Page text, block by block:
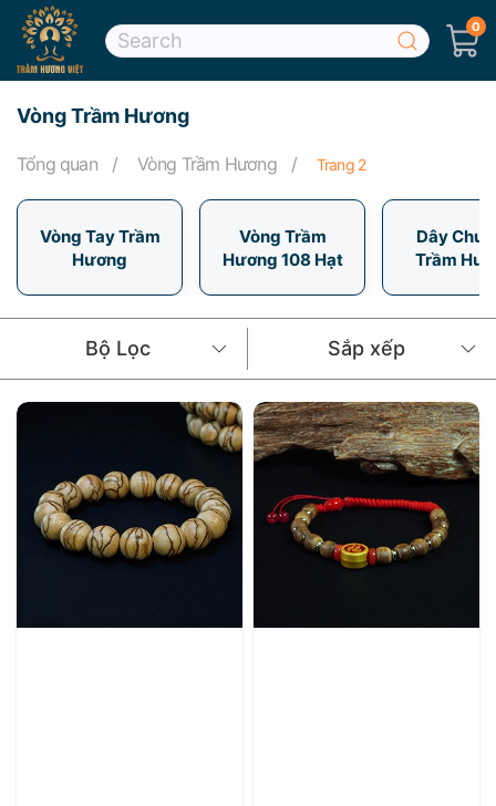
Skip to main content
0
Vòng Trầm Hương
Tổng quan Vòng Trầm Hương Trang 2
Vòng Tay Trầm
Hương
Vòng Trầm
Hương 108 Hạt
Dây
Trầm
Bộ Lọc Sắp xếp